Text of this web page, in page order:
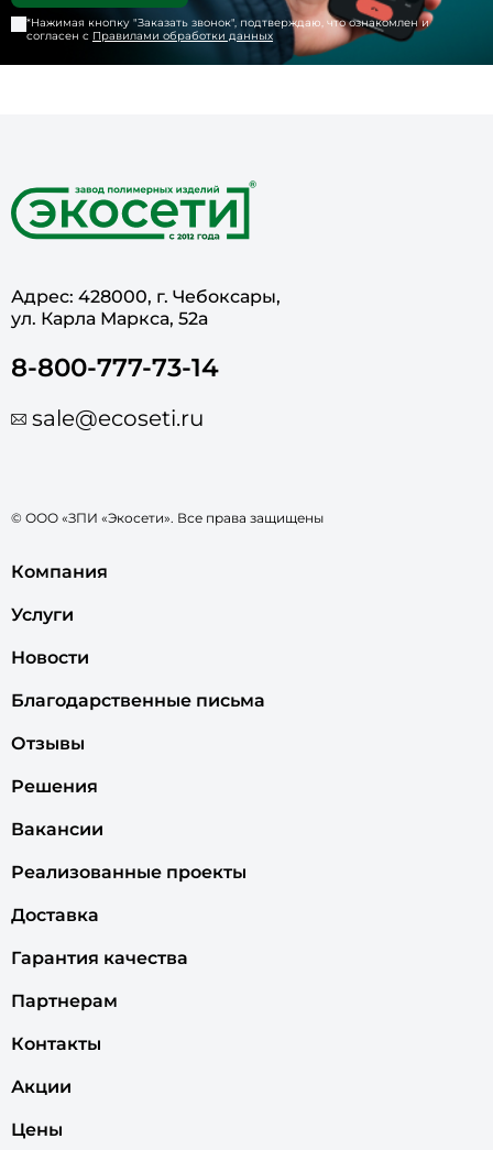
*Нажимая кнопку "Заказать звонок", подтверждаю, что ознакомлен и
согласен с Правилами обработки данных
Адрес: 428000, г. Чебоксары,
ул. Карла Маркса, 52а
8-800-777-73-14
sale@ecoseti.ru
© ООО «ЗПИ «Экосети». Все права защищены
Компания
Услуги
Новости
Благодарственные письма
Отзывы
Решения
Вакансии
Реализованные проекты
Доставка
Гарантия качества
Партнерам
Контакты
Акции
Цены